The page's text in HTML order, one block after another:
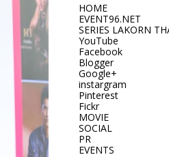
HOME
EVENT96.NET
SERIES LAKORN
YouTube
Facebook
Blogger
Google+
instargram
Pinterest
Fickr
MOVIE
SOCIAL
PR
EVENTS